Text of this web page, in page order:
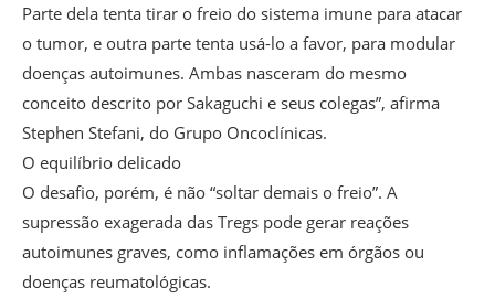
Parte dela tenta tirar o freio do sistema imune para atacar
o tumor, e outra parte tenta usá-lo a favor, para modular
doenças autoimunes. Ambas nasceram do mesmo
conceito descrito por Sakaguchi e seus colegas”, afirma
Stephen Stefani, do Grupo Oncoclínicas.
O equilíbrio delicado
O desafio, porém, é não “soltar demais o freio”. A
supressão exagerada das Tregs pode gerar reações
autoimunes graves, como inflamações em órgãos ou
doenças reumatológicas.